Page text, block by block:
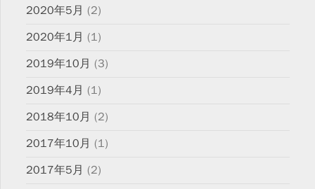
2020年5月 (2)
2020年1月 (1)
2019年10月 (3)
2019年4月 (1)
2018年10月 (2)
2017年10月 (1)
2017年5月 (2)